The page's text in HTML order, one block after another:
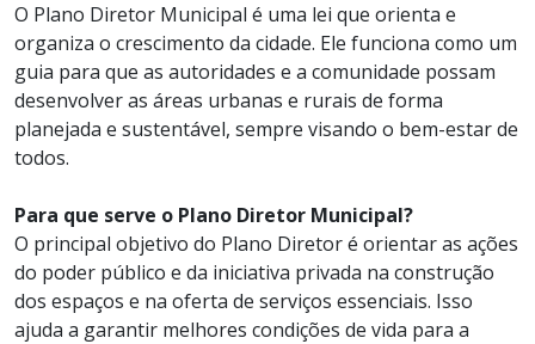
O Plano Diretor Municipal é uma lei que orienta e
organiza o crescimento da cidade. Ele funciona como um
guia para que as autoridades e a comunidade possam
desenvolver as áreas urbanas e rurais de forma
planejada e sustentável, sempre visando o bem-estar de
todos.
Para que serve o Plano Diretor Municipal?
O principal objetivo do Plano Diretor é orientar as ações
do poder público e da iniciativa privada na construção
dos espaços e na oferta de serviços essenciais. Isso
ajuda a garantir melhores condições de vida para a